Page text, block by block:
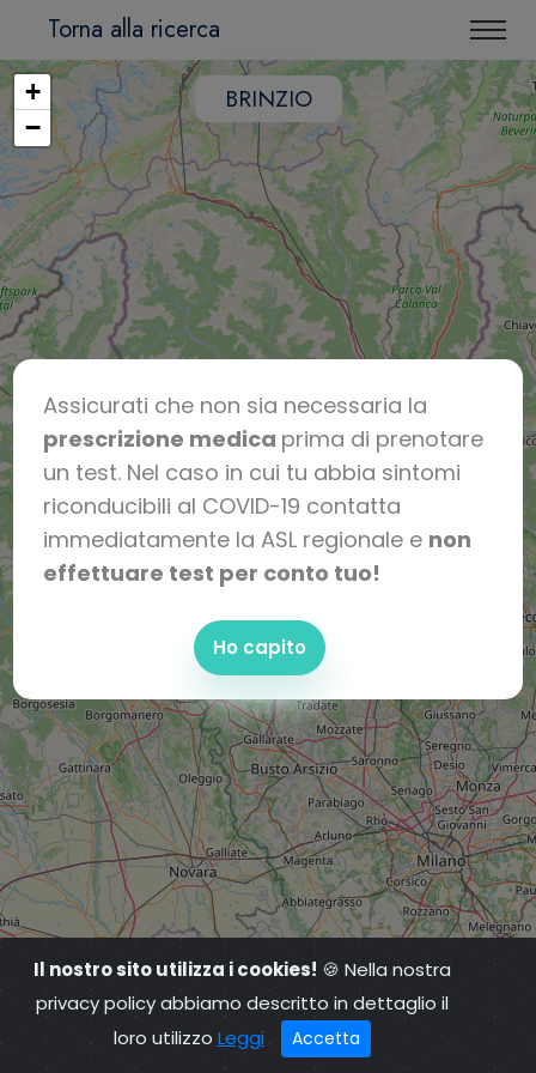
Assicurati che non sia necessaria la
prescrizione medica prima di prenotare
un test. Nel caso in cui tu abbia sintomi
riconducibili al COVID-19 contatta
immediatamente la ASL regionale e non
effettuare test per conto tuo!
Ho capito
Torna alla ricerca
BRINZIO
+
−
Il nostro sito utilizza i cookies! 🍪 Nella nostra
privacy policy abbiamo descritto in dettaglio il
loro utilizzo Leggi Accetta